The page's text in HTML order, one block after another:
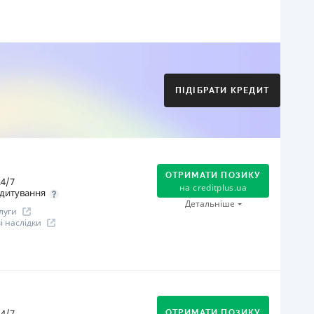
Через термінали самообслуговування
переоформлена 21.03.2024 р.
ПІДІБРАТИ КРЕДИТ
7
ОТРИМАТИ ПОЗИКУ
на creditplus.ua
Детальніше
Онлайн (через сайт або інтернет-банкінг)